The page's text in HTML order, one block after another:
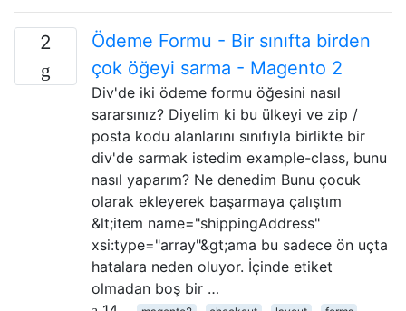
2
Ödeme Formu - Bir sınıfta birden
çok öğeyi sarma - Magento 2
Div'de iki ödeme formu öğesini nasıl
sararsınız? Diyelim ki bu ülkeyi ve zip /
posta kodu alanlarını sınıfıyla birlikte bir
div'de sarmak istedim example-class, bunu
nasıl yaparım? Ne denedim Bunu çocuk
olarak ekleyerek başarmaya çalıştım
&lt;item name="shippingAddress"
xsi:type="array"&gt;ama bu sadece ön uçta
hatalara neden oluyor. İçinde etiket
olmadan boş bir …